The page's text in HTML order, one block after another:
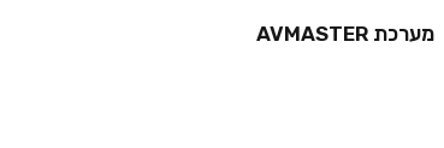
מערכת AVMASTER